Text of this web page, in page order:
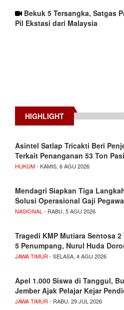
Bekuk 5 Tersangka, Satgas
Pil Ekstasi dari Malaysia
HIGHLIGHT
Asintel Satlap Tricakti Beri
Terkait Penanganan 53 Ton
HUKUM- KAMIS, 6 AGU 2026
Mendagri Siapkan Tiga
Solusi Operasional Gaji
NASIONAL - RABU, 5 AGU 2026
Tragedi KMP Mutiara Sentosa 2
5 Penumpang, Nurul Huda
JAWA TIMUR - SELASA, 4 AGU 2026
Apel 1.000 Siswa di Tanggul,
Jember Ajak Pelajar Kejar
JAWA TIMUR - RABU, 29 JUL 2026